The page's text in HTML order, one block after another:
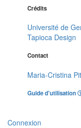
Crédits
Université de
Tapioca Design
Contact
Maria-Cristina
Guide d'utilisation
Connexion